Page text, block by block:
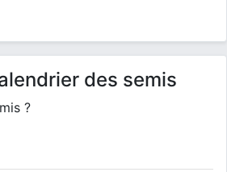
des semis
?